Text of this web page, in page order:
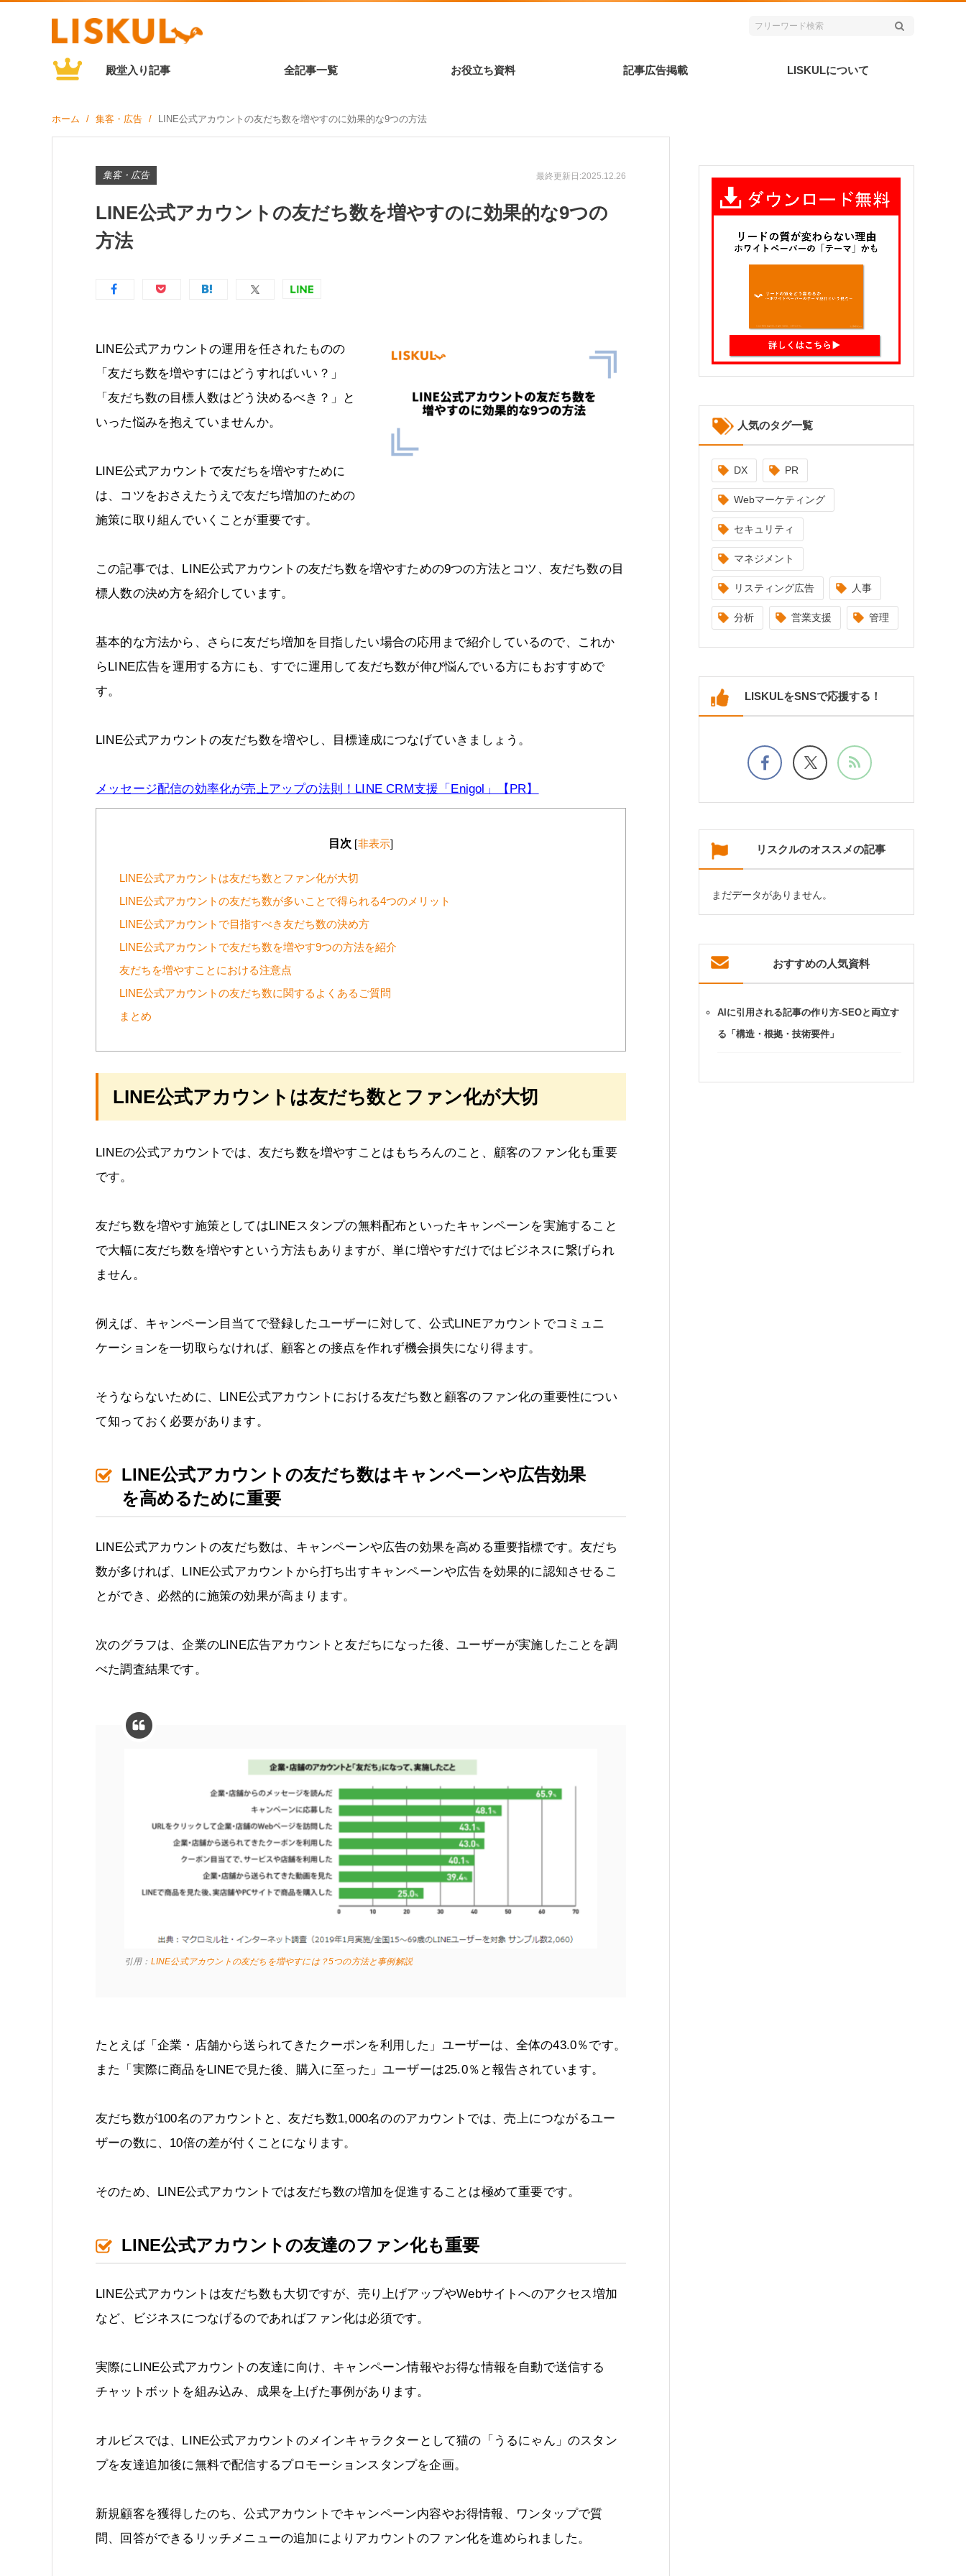
殿堂入り記事 全記事一覧 お役立ち資料 記事広告掲載 LISKULについて
ホーム 集客・広告 LINE公式アカウントの友だち数を増やすのに効果的な9つの方法
集客・広告 最終更新日:2025.12.26
LINE公式アカウントの友だち数を増やすのに効果的な9つの
方法
LINE公式アカウントの運用を任されたものの
「友だち数を増やすにはどうすればいい？」
「友だち数の目標人数はどう決めるべき？」と
いった悩みを抱えていませんか。
LINE公式アカウントで友だちを増やすために
は、コツをおさえたうえで友だち増加のための
施策に取り組んでいくことが重要です。
この記事では、LINE公式アカウントの友だち数を増やすための9つの方法とコツ、友だち数の目
標人数の決め方を紹介しています。
基本的な方法から、さらに友だち増加を目指したい場合の応用まで紹介しているので、これか
らLINE広告を運用する方にも、すでに運用して友だち数が伸び悩んでいる方にもおすすめで
す。
LINE公式アカウントの友だち数を増やし、目標達成につなげていきましょう。
メッセージ配信の効率化が売上アップの法則！LINE CRM支援「Enigol」【PR】
目次 [非表示]
LINE公式アカウントは友だち数とファン化が大切
LINE公式アカウントの友だち数が多いことで得られる4つのメリット
LINE公式アカウントで目指すべき友だち数の決め方
LINE公式アカウントで友だち数を増やす9つの方法を紹介
友だちを増やすことにおける注意点
LINE公式アカウントの友だち数に関するよくあるご質問
まとめ
LINE公式アカウントは友だち数とファン化が大切
LINEの公式アカウントでは、友だち数を増やすことはもちろんのこと、顧客のファン化も重要
です。
友だち数を増やす施策としてはLINEスタンプの無料配布といったキャンペーンを実施すること
で大幅に友だち数を増やすという方法もありますが、単に増やすだけではビジネスに繋げられ
ません。
例えば、キャンペーン目当てで登録したユーザーに対して、公式LINEアカウントでコミュニ
ケーションを一切取らなければ、顧客との接点を作れず機会損失になり得ます。
そうならないために、LINE公式アカウントにおける友だち数と顧客のファン化の重要性につい
て知っておく必要があります。
LINE公式アカウントの友だち数はキャンペーンや広告効果
を高めるために重要
LINE公式アカウントの友だち数は、キャンペーンや広告の効果を高める重要指標です。友だち
数が多ければ、LINE公式アカウントから打ち出すキャンペーンや広告を効果的に認知させるこ
とができ、必然的に施策の効果が高まります。
次のグラフは、企業のLINE広告アカウントと友だちになった後、ユーザーが実施したことを調
べた調査結果です。
引用： LINE公式アカウントの友だちを増やすには？5つの方法と事例解説
たとえば「企業・店舗から送られてきたクーポンを利用した」ユーザーは、全体の43.0％です。
また「実際に商品をLINEで見た後、購入に至った」ユーザーは25.0％と報告されています。
友だち数が100名のアカウントと、友だち数1,000名ののアカウントでは、売上につながるユー
ザーの数に、10倍の差が付くことになります。
そのため、LINE公式アカウントでは友だち数の増加を促進することは極めて重要です。
LINE公式アカウントの友達のファン化も重要
LINE公式アカウントは友だち数も大切ですが、売り上げアップやWebサイトへのアクセス増加
など、ビジネスにつなげるのであればファン化は必須です。
実際にLINE公式アカウントの友達に向け、キャンペーン情報やお得な情報を自動で送信する
チャットボットを組み込み、成果を上げた事例があります。
オルビスでは、LINE公式アカウントのメインキャラクターとして猫の「うるにゃん」のスタン
プを友達追加後に無料で配信するプロモーションスタンプを企画。
新規顧客を獲得したのち、公式アカウントでキャンペーン内容やお得情報、ワンタップで質
問、回答ができるリッチメニューの追加によりアカウントのファン化を進められました。
人気のタグ一覧
DX PR
Webマーケティング
セキュリティ
マネジメント
リスティング広告 人事
分析 営業支援 管理
LISKULをSNSで応援する！
リスクルのオススメの記事
まだデータがありません。
おすすめの人気資料
AIに引用される記事の作り方-SEOと両立す
る「構造・根拠・技術要件」